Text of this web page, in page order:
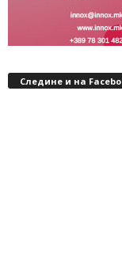
Следине и на